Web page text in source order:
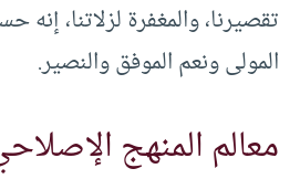
تقصيرنا، والمغفرة لزلاتنا، إنه
المولى ونعم الموفق والنصير.
معالم المنهج